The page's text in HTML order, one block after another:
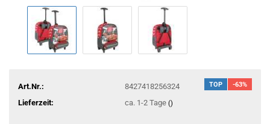
TOP -63%
Art.Nr.:
8427418256324
Lieferzeit:
ca. 1-2 Tage ()